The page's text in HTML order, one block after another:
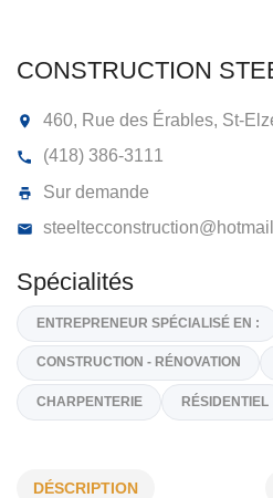
CONSTRUCTION
460, Rue des Érables, St-
(418) 386-3111
Sur demande
DÉSCRIPTION